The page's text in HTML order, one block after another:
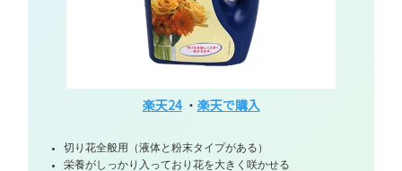
楽天24・ 楽天で購入
切り花全般用（液体と粉末タイプがある）
栄養がしっかり入っており花を大きく咲かせる